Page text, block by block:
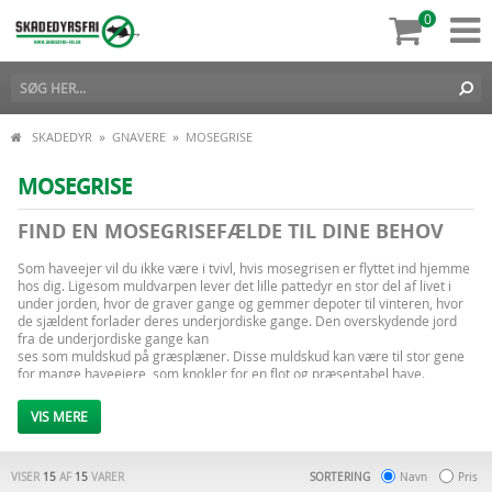
0
SKADEDYR » GNAVERE » MOSEGRISE
MOSEGRISE
FIND EN MOSEGRISEFÆLDE TIL DINE BEHOV
Som haveejer vil du ikke være i tvivl, hvis mosegrisen er flyttet ind hjemme
hos dig. Ligesom muldvarpen lever det lille pattedyr en stor del af livet i
under jorden, hvor de graver gange og gemmer depoter til vinteren, hvor
de sjældent forlader deres underjordiske gange. Den overskydende jord
fra de underjordiske gange kan
ses som muldskud på græsplæner. Disse muldskud kan være til stor gene
for mange haveejere, som knokler for en flot og præsentabel have.
en hel køkkenhave, hvis man ikke gør en indsats for at begrænse
mosegrise og muldvarpe i haven.
af fælder, gift og andre metoder til bekæmpelse af muldvarpe og
VIS MERE
SORTERING Navn Pris
VISER 15 AF 15 VARER